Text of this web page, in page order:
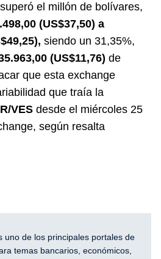
el millón de bolívares,
(US$37,50) a
siendo un 31,35%,
(US$11,76) de
que esta exchange
que traía la
VES desde el miércoles 25
según resalta
uno de los principales portales de
temas bancarios, económicos,